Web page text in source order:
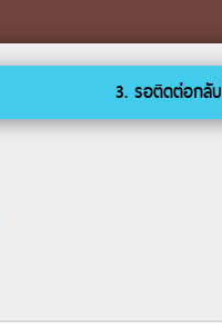
3. รอติดต่อกลับ